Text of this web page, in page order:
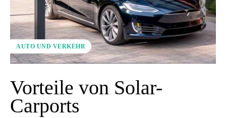
AUTO UND VERKEHR
Vorteile von Solar-
Carports